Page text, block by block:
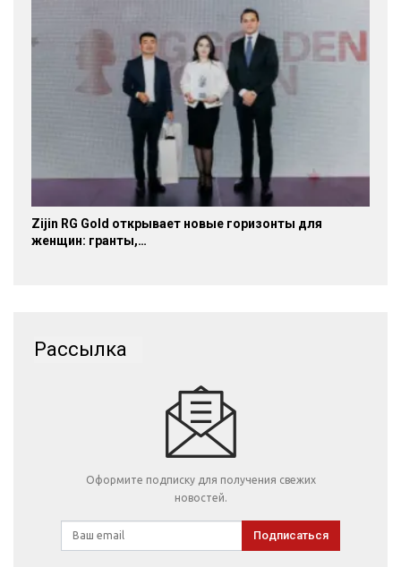
Zijin RG Gold открывает новые горизонты для
женщин: гранты,…
Рассылка
Оформите подписку для получения свежих
новостей.
Подписаться